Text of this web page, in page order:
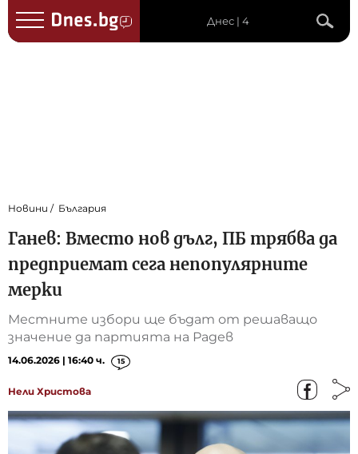
Днес | 4
Новини България
Ганев: Вместо нов дълг, ПБ трябва да
предприемат сега непопулярните
мерки
Местните избори ще бъдат от решаващо
значение да партията на Радев
14.06.2026 | 16:40 ч. 15
Нели Христова